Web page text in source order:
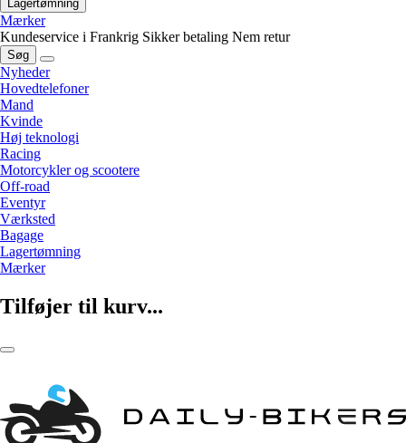
Lagertømning
Mærker
Kundeservice i Frankrig Sikker betaling Nem retur
Søg
Nyheder
Hovedtelefoner
Mand
Kvinde
Høj teknologi
Racing
Motorcykler og scootere
Off-road
Eventyr
Værksted
Bagage
Lagertømning
Mærker
Tilføjer til kurv...